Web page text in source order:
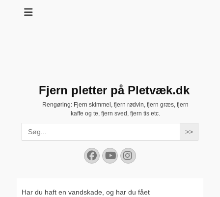
Fjern pletter på Pletvæk.dk
Rengøring: Fjern skimmel, fjern rødvin, fjern græs, fjern
kaffe og te, fjern sved, fjern tis etc.
Search
for:
Facebook
YouTube
Instagram
Har du haft en vandskade, og har du fået